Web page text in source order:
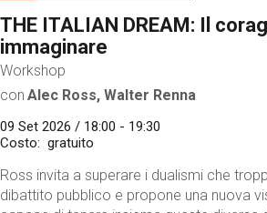
THE ITALIAN DREAM: Il
immaginare
Workshop
con Alec Ross, Walter Renna
09 Set 2026 / 18:00 - 19:30
Costo
gratuito
Ross invita a superare i dualismi che
dibattito pubblico e propone una nuova